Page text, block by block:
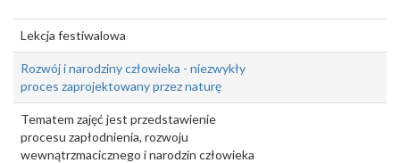
Lekcja festiwalowa
Rozwój i narodziny człowieka - niezwykły
proces zaprojektowany przez naturę
Tematem zajęć jest przedstawienie
procesu zapłodnienia, rozwoju
wewnątrzmacicznego i narodzin człowieka